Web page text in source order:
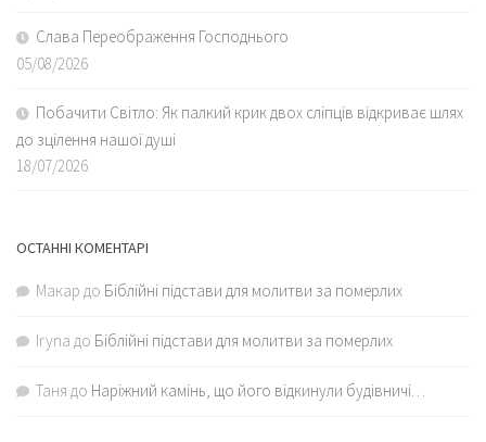
Слава Переображення Господнього
05/08/2026
Побачити Світло: Як палкий крик двох сліпців відкриває шлях
до зцілення нашої душі
18/07/2026
ОСТАННІ КОМЕНТАРІ
Макар до Біблійні підстави для молитви за померлих
Iryna до Біблійні підстави для молитви за померлих
Таня до Наріжний камінь, що його відкинули будівничі…